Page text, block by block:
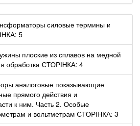
силовые термины и
5
плоские из сплавов на медной
обработка СТОРІНКА: 4
аналоговые показывающие
прямого действия и
к ним. Часть 2. Особые
и вольтметрам СТОРІНКА: 3